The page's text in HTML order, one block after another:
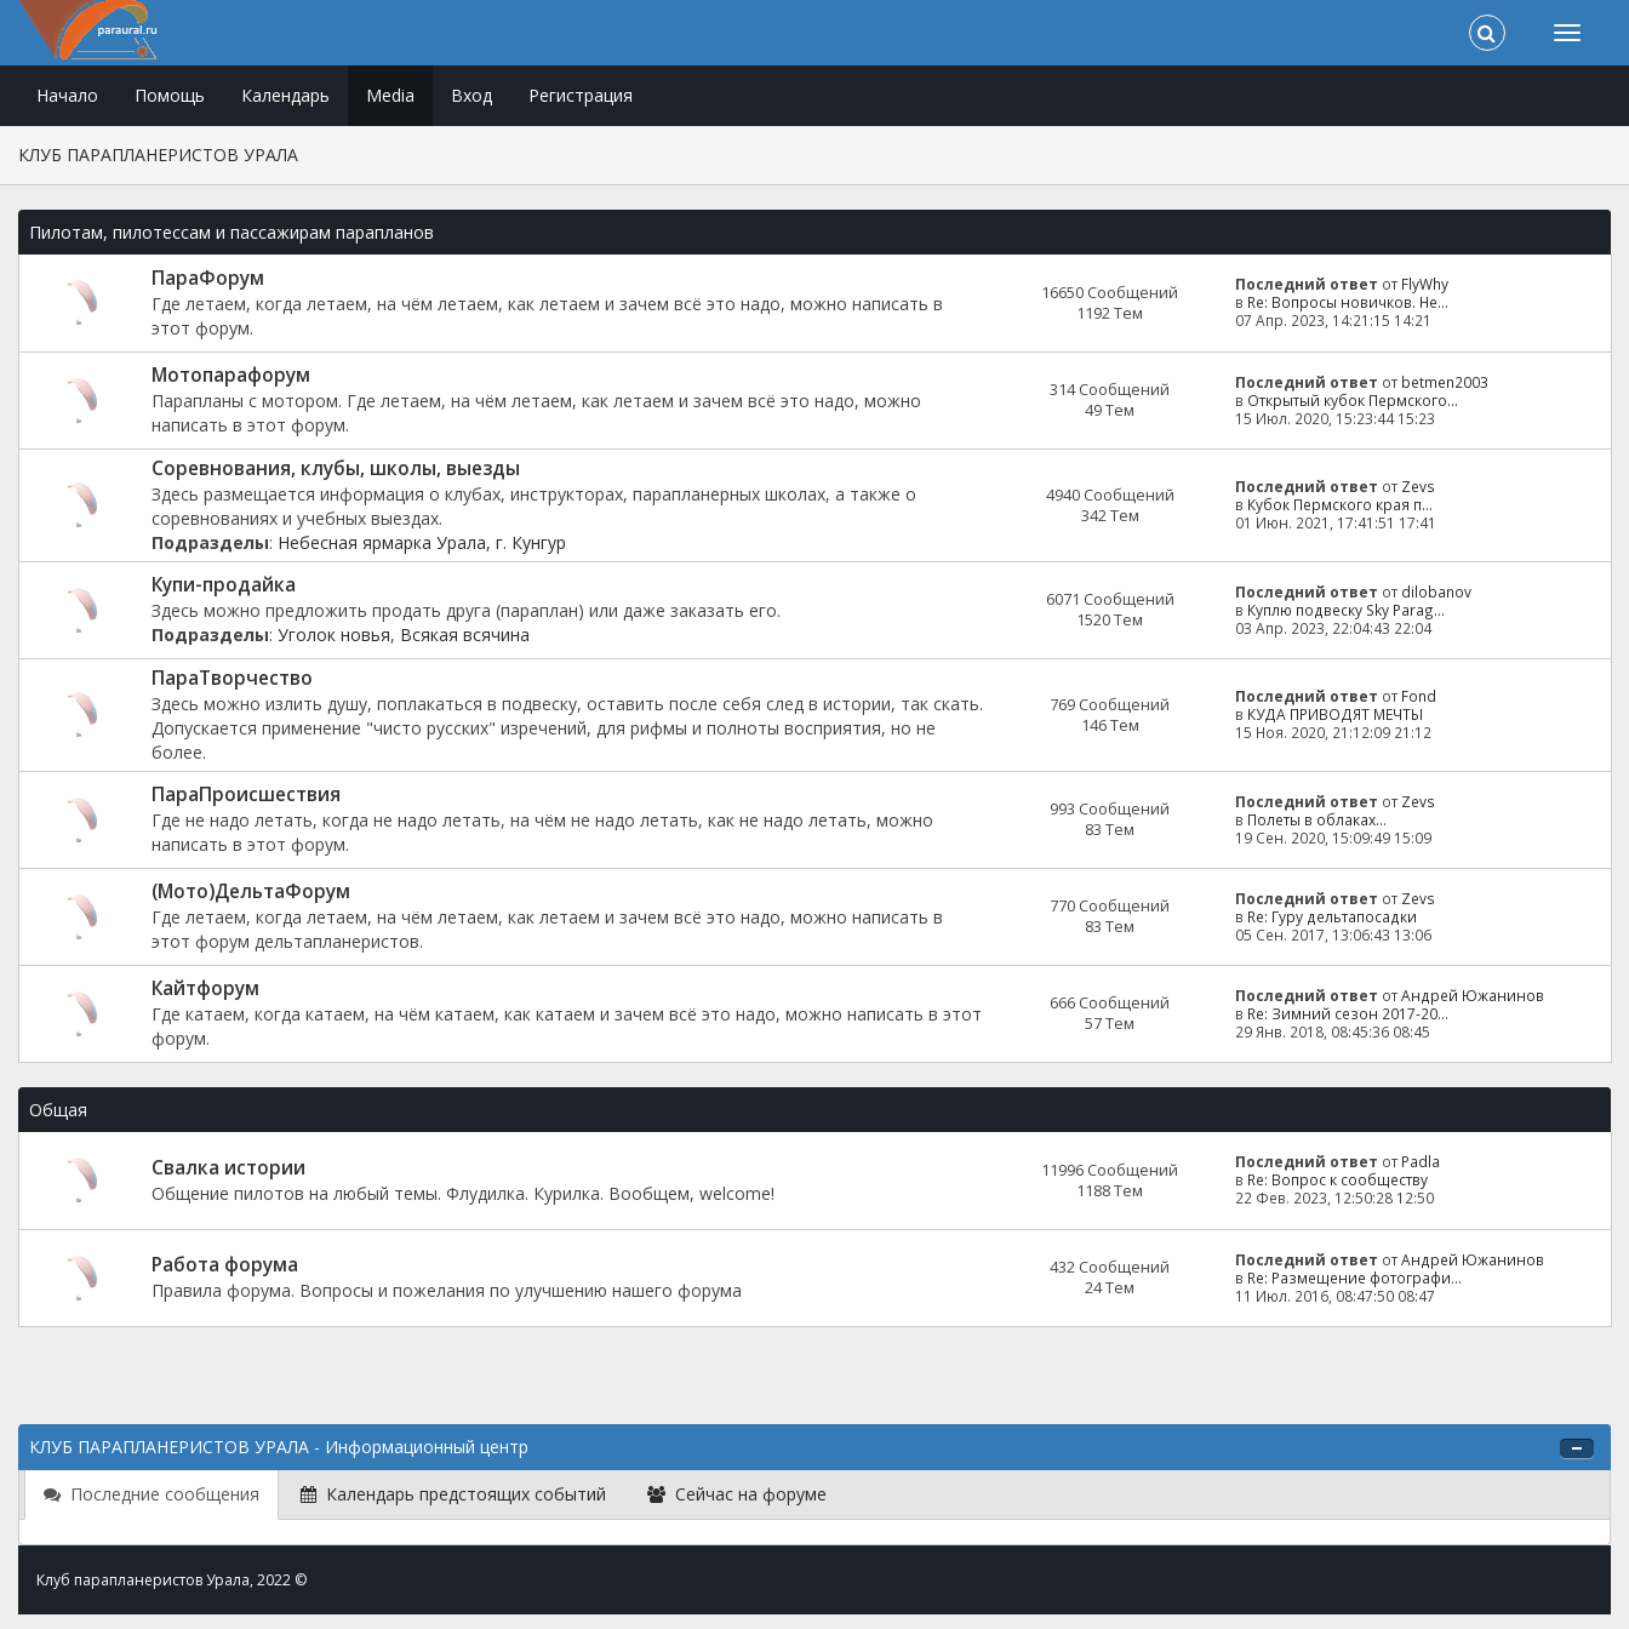
Начало Помощь Календарь Media Вход Регистрация
КЛУБ ПАРАПЛАНЕРИСТОВ УРАЛА
Пилотам, пилотессам и пассажирам парапланов
ПараФорум
Где летаем, когда летаем, на чём летаем, как летаем и зачем всё это надо, можно написать в
этот форум.
16650 Сообщений
1192 Тем
Последний ответ от FlyWhy
в Re: Вопросы новичков. Не...
07 Апр. 2023, 14:21:15 14:21
Мотопарафорум
Парапланы с мотором. Где летаем, на чём летаем, как летаем и зачем всё это надо, можно
написать в этот форум.
314 Сообщений
49 Тем
Последний ответ от betmen2003
в Открытый кубок Пермского...
15 Июл. 2020, 15:23:44 15:23
Соревнования, клубы, школы, выезды
Здесь размещается информация о клубах, инструкторах, парапланерных школах, а также о
соревнованиях и учебных выездах.
Подразделы: Небесная ярмарка Урала, г. Кунгур
4940 Сообщений
342 Тем
Последний ответ от Zevs
в Кубок Пермского края п...
01 Июн. 2021, 17:41:51 17:41
Купи-продайка
Здесь можно предложить продать друга (параплан) или даже заказать его.
Подразделы: Уголок новья, Всякая всячина
6071 Сообщений
1520 Тем
Последний ответ от dilobanov
в Куплю подвеску Sky Parag...
03 Апр. 2023, 22:04:43 22:04
ПараТворчество
Здесь можно излить душу, поплакаться в подвеску, оставить после себя след в истории, так скать.
Допускается применение "чисто русских" изречений, для рифмы и полноты восприятия, но не
более.
769 Сообщений
146 Тем
Последний ответ от Fond
в КУДА ПРИВОДЯТ МЕЧТЫ
15 Ноя. 2020, 21:12:09 21:12
ПараПроиcшествия
Где не надо летать, когда не надо летать, на чём не надо летать, как не надо летать, можно
написать в этот форум.
993 Сообщений
83 Тем
Последний ответ от Zevs
в Полеты в облаках…
19 Сен. 2020, 15:09:49 15:09
(Мото)ДельтаФорум
Где летаем, когда летаем, на чём летаем, как летаем и зачем всё это надо, можно написать в
этот форум дельтапланеристов.
770 Сообщений
83 Тем
Последний ответ от Zevs
в Re: Гуру дельтапосадки
05 Сен. 2017, 13:06:43 13:06
Кайтфорум
Где катаем, когда катаем, на чём катаем, как катаем и зачем всё это надо, можно написать в этот
форум.
666 Сообщений
57 Тем
Последний ответ отАндрей Южанинов
в Re: Зимний сезон 2017-20...
29 Янв. 2018, 08:45:36 08:45
Общая
Свалка истории
Общение пилотов на любый темы. Флудилка. Курилка. Вообщем, welcome!
11996 Сообщений
1188 Тем
Последний ответ от Padla
в Re: Вопрос к сообществу
22 Фев. 2023, 12:50:28 12:50
Работа форума
Правила форума. Вопросы и пожелания по улучшению нашего форума
432 Сообщений
24 Тем
Последний ответ отАндрей Южанинов
в Re: Размещение фотографи...
11 Июл. 2016, 08:47:50 08:47
КЛУБ ПАРАПЛАНЕРИСТОВ УРАЛА - Информационный центр
Последние сообщения Календарь предстоящих событий Сейчас на форуме
Клуб парапланеристов Урала, 2022 ©